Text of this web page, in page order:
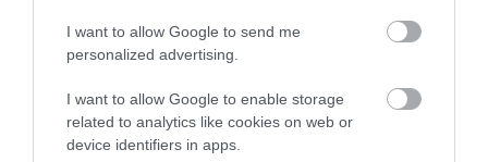
I want to allow Google to send me
personalized advertising.
I want to allow Google to enable storage
related to analytics like cookies on web or
device identifiers in apps.
Οι ώρες πραγματοποίησης των
εκπαιδευτικών επισκέψεων είναι 09:00 –
13:00 καθημερινά.
Η δήλωση ενδιαφέροντος